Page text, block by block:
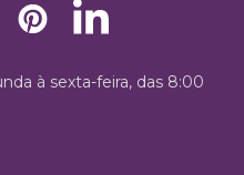
à sexta-feira, das 8:00